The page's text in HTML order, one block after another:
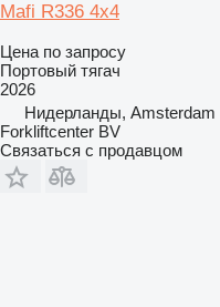
Mafi R336 4x4
Цена по запросу
Портовый тягач
2026
Нидерланды, Amsterdam
Forkliftcenter BV
Связаться с продавцом